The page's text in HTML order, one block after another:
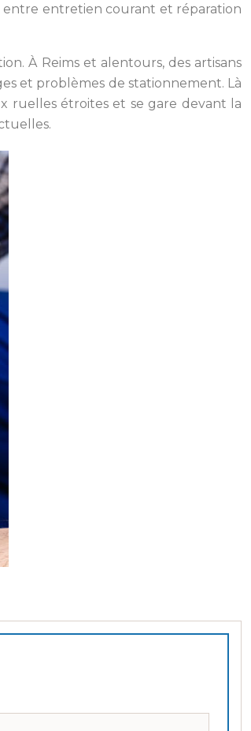
entre entretien courant et réparation
À Reims et alentours, des artisans
et problèmes de stationnement. Là
ruelles étroites et se gare devant la